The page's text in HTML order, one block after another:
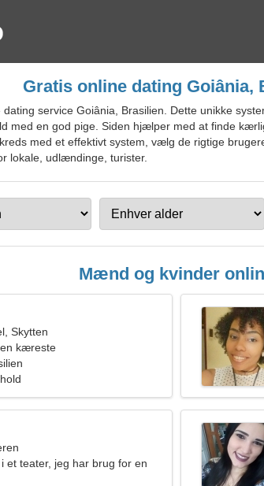
Gratis online dating Goiânia,
service Goiânia, Brasilien. Dette unikke
med en god pige. Siden hjælper med at finde
med et effektivt system, vælg de rigtige
lokale, udlændinge, turister.
Mænd og kvinder
Skytten
kæreste
et teater, jeg har brug for en